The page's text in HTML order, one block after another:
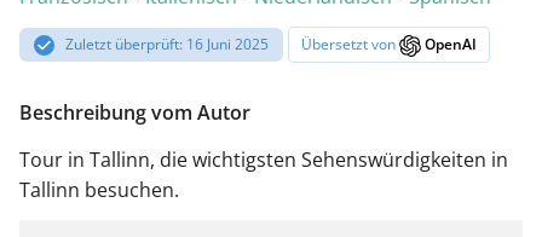
Zuletzt überprüft: 16 Juni 2025 Übersetzt von OpenAI
Beschreibung vom Autor
Tour in Tallinn, die wichtigsten Sehenswürdigkeiten in
Tallinn besuchen.